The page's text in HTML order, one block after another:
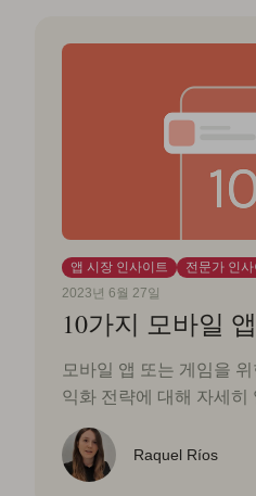
앱 시장 인사이트
전문가 인사
2023년 6월 27일
10가지 모바일
모바일 앱 또는 게임을
익화 전략에 대해 자세히
Raquel Ríos